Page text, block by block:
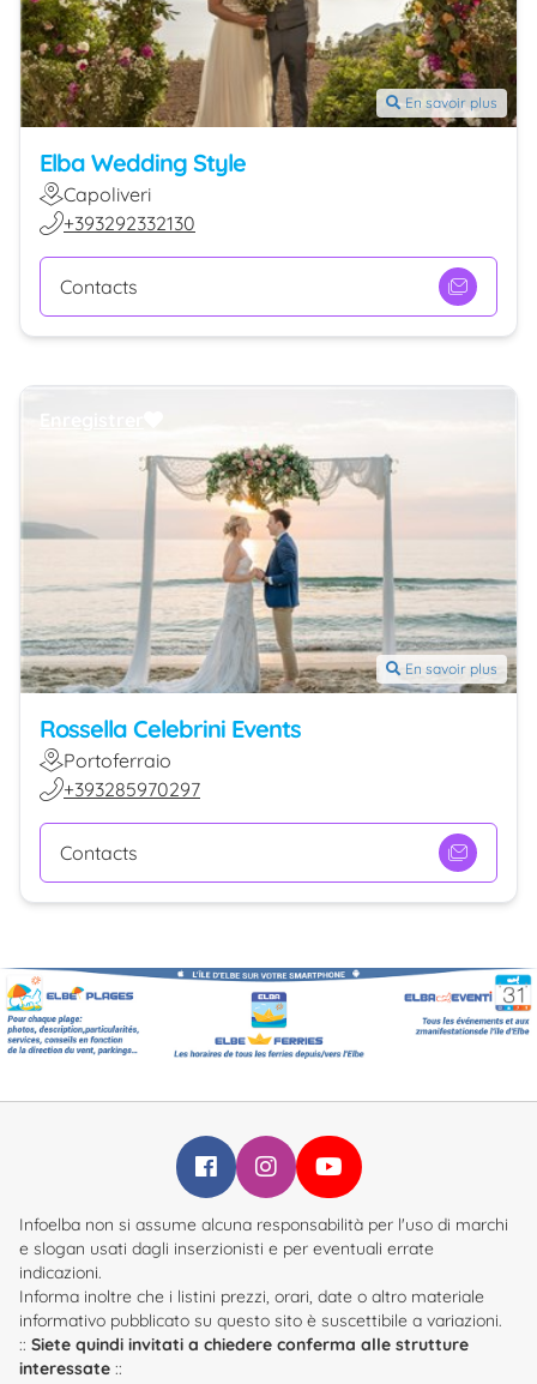
En savoir plus
Elba Wedding Style
Capoliveri
+393292332130
Contacts
En savoir plus
Rossella Celebrini Events
Portoferraio
+393285970297
Contacts
Infoelba su Facebook
Infoelba su Instagram
Infoelba su YouTube
Infoelba non si assume alcuna responsabilità per l'uso di marchi
e slogan usati dagli inserzionisti e per eventuali errate
indicazioni.
Informa inoltre che i listini prezzi, orari, date o altro materiale
informativo pubblicato su questo sito è suscettibile a variazioni.
:: Siete quindi invitati a chiedere conferma alle strutture
interessate ::